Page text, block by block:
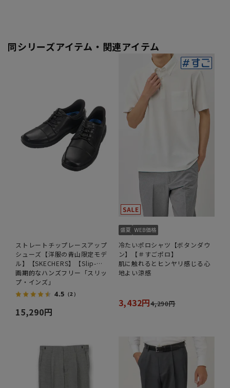
同シリーズアイテム・関連アイテム
ストレートチップレースアップ
シューズ【洋服の青山限定モデ
ル】【SKECHERS】【Slip-
ins】
画期的なハンズフリー「スリッ
プ・インズ」
4.5 （2）
15,290円
冷たいポロシャツ【ボタンダウ
ン】【＃すごポロ】
肌に触れるとヒンヤリ感じる心
地よい涼感
3,432円4,290円